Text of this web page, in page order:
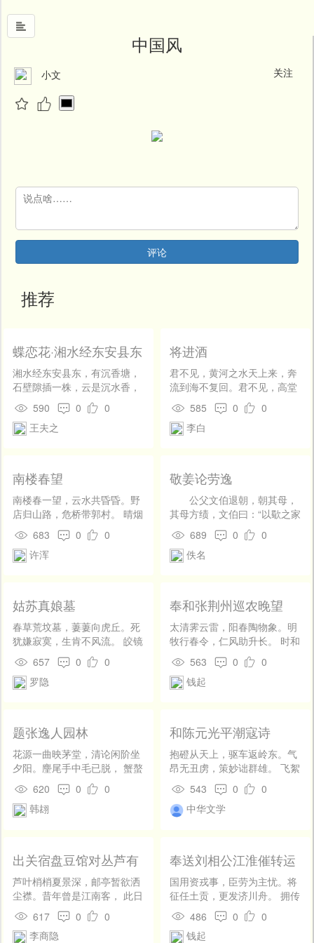
首
墨
人
堂
社
区
登
中国风
关注
小文
评论
推荐
蝶恋花·湘水经东安县东
湘水经东安县东，有沉香塘，
石壁隙插一株，云是沉水香，
澄潭清冷，绿萝倒影。 湘水自
分漓水下。曲曲潺湲，千里飞
哀泻。冰玉半湾尘不惹，停凝
忆自寻香人去也，寒原夕阳烧
悲灺。
590 0
0
王夫之
将进酒
君不见，黄河之水天上来，奔
流到海不复回。君不见，高堂
明镜悲白发，朝如青丝暮成
雪。人生得意须尽欢，莫使金
樽空对月。天生我材必有用，
子，丹丘生，将进酒，杯莫
停。与君歌一曲，请君为我倾
耳听。(倾耳听 一作：侧耳听)
钟鼓馔玉不足贵，但愿长醉不
复醒。(不足贵 一作：何足
贵；不复醒 一作：不愿醒/不
用醒)古来圣贤皆寂寞，惟有饮
乐，斗酒十千恣欢谑。主人何
为言少钱，径须沽取对君酌。
五花马，千金裘，呼儿将出换
美酒，与尔同销万古愁。
585 0
0
李白
南楼春望
南楼春一望，云水共昏昏。野
店归山路，危桥带郭村。 晴烟
和草色，夜雨长溪痕。下岸谁
家住，残阳半掩门。
683 0
0
许浑
敬姜论劳逸
公父文伯退朝，朝其母，
其母方绩，文伯曰：“以歜之家
而主犹绩，惧干季孙之怒也。
其以歜为不能事主乎？”其母叹
曰：“鲁其亡乎？使僮子备官而
劳其民而用之，故长王天下。
夫民劳则思，思则善心生；逸
则淫，淫则忘善；忘善则恶心
生。沃土之民不材，淫也。瘠
土之民，莫不向义，劳也。
是故天子大采朝日，与三
公九卿，祖识地德，日中考
与大史司载纠虔天刑。日入，
监九御，使洁奉鐕郊之粢盛，
而後即安。诸侯朝修天子之业
命，昼考其国国职，夕省其典
刑，夜儆百工，使无慆淫，而
後即安。卿大朝考其职，昼讲
其庶政，夕序其业，夜庀其家
以下，明而动，晦而休，无日
以怠。王后亲织玄紞，公侯之
夫人，加之纮、綖。卿之内为
大带，命妇成祭服。列士之
妻，加之以朝服。自庶士以
下，皆衣其夫。社而赋事，蒸
689 0
0
佚名
姑苏真娘墓
春草荒坟墓，萋萋向虎丘。死
犹嫌寂寞，生肯不风流。 皎镜
山泉冷，轻裾海雾秋。还应伴
西子，香径夜深游。
657 0
0
罗隐
奉和张荆州巡农晚望
太清霁云雷，阳春陶物象。明
牧行春令，仁风助升长。 时和
俗勤业，播殖农厥壤。阴阴桑
陌连，漠漠水田广。 郡中忽无
事，方外还独往。日暮驻归
563 0
0
钱起
题张逸人园林
花源一曲映茅堂，清论闲阶坐
夕阳。麈尾手中毛已脱， 蟹螯
尊上味初香。春深黄口传窥
树，雨后青苔散点墙。 更道小
山宜助赏，呼儿舒簟醉岩芳。
620 0
0
韩翃
和陈元光平潮寇诗
抱磴从天上，驱车返岭东。气
昂无丑虏，策妙诎群雄。 飞絮
随风散，余氛向日镕.长戈收百
甲，聚骑破千重。 落剑惟戎
首，游绳系胁从。四野无坚
543 0
0
中华文学
出关宿盘豆馆对丛芦有
感
芦叶梢梢夏景深，邮亭暂欲洒
尘襟。昔年曾是江南客， 此日
初为关外心。思子台边风自
急，玉娘湖上月应沉。 清声不
远行人去，一世荒城伴夜砧。
617 0
0
李商隐
奉送刘相公江淮催转运
国用资戎事，臣劳为主忧。将
征任土贡，更发济川舟。 拥传
星还去，过池凤不留。唯高饮
水节，稍浅别家愁。 落叶淮边
雨，孤山海上秋。遥知谢公
486 0
0
钱起